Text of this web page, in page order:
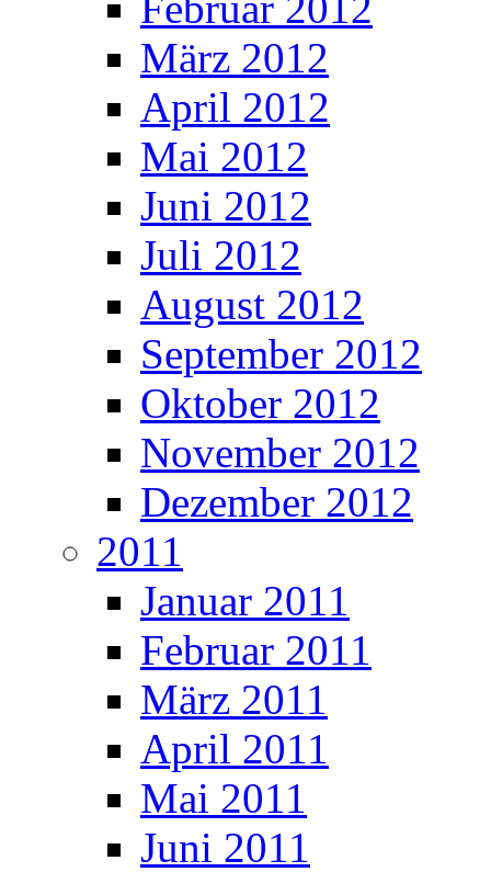
März 2012
April 2012
Mai 2012
Juni 2012
Juli 2012
August 2012
September 2012
Oktober 2012
November 2012
Dezember 2012
2011
Januar 2011
Februar 2011
März 2011
April 2011
Mai 2011
Juni 2011